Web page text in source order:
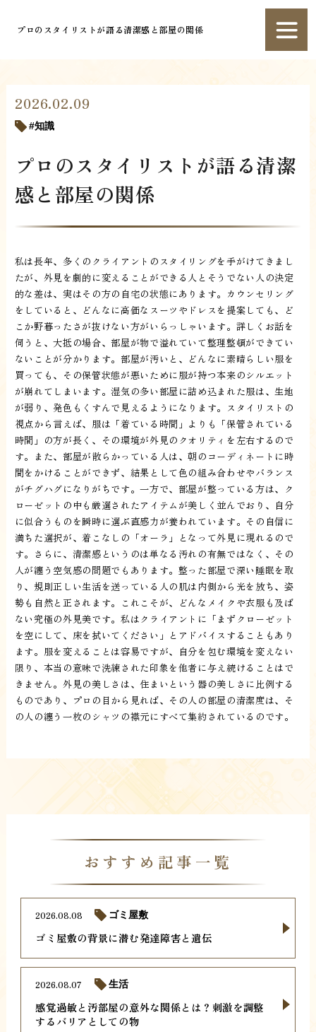
プロのスタイリストが語る清潔感と部屋の関係
2026.02.09
知識
プロのスタイリストが語る清潔
感と部屋の関係
私は長年、多くのクライアントのスタイリングを手がけてきまし
たが、外見を劇的に変えることができる人とそうでない人の決定
的な差は、実はその方の自宅の状態にあります。カウンセリング
をしていると、どんなに高価なスーツやドレスを提案しても、ど
こか野暮ったさが抜けない方がいらっしゃいます。詳しくお話を
伺うと、大抵の場合、部屋が物で溢れていて整理整頓ができてい
ないことが分かります。部屋が汚いと、どんなに素晴らしい服を
買っても、その保管状態が悪いために服が持つ本来のシルエット
が崩れてしまいます。湿気の多い部屋に詰め込まれた服は、生地
が弱り、発色もくすんで見えるようになります。スタイリストの
視点から言えば、服は「着ている時間」よりも「保管されている
時間」の方が長く、その環境が外見のクオリティを左右するので
す。また、部屋が散らかっている人は、朝のコーディネートに時
間をかけることができず、結果として色の組み合わせやバランス
がチグハグになりがちです。一方で、部屋が整っている方は、ク
ローゼットの中も厳選されたアイテムが美しく並んでおり、自分
に似合うものを瞬時に選ぶ直感力が養われています。その自信に
満ちた選択が、着こなしの「オーラ」となって外見に現れるので
す。さらに、清潔感というのは単なる汚れの有無ではなく、その
人が纏う空気感の問題でもあります。整った部屋で深い睡眠を取
り、規則正しい生活を送っている人の肌は内側から光を放ち、姿
勢も自然と正されます。これこそが、どんなメイクや衣服も及ば
ない究極の外見美です。私はクライアントに「まずクローゼット
を空にして、床を拭いてください」とアドバイスすることもあり
ます。服を変えることは容易ですが、自分を包む環境を変えない
限り、本当の意味で洗練された印象を他者に与え続けることはで
きません。外見の美しさは、住まいという器の美しさに比例する
ものであり、プロの目から見れば、その人の部屋の清潔度は、そ
の人の纏う一枚のシャツの襟元にすべて集約されているのです。
おすすめ記事一覧
ゴミ屋敷の背景に潜む発達障害と遺伝
2026.08.08 ゴミ屋敷
感覚過敏と汚部屋の意外な関係とは？刺激を調整
するバリアとしての物
2026.08.07 生活